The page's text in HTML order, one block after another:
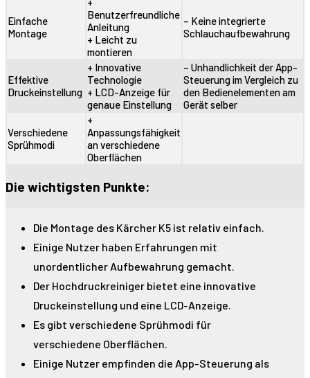
Einfache
Montage
Benutzerfreundliche
Anleitung
+ Leicht zu
montieren
– Keine integrierte
Schlauchaufbewahrung
Effektive
Druckeinstellung
+ Innovative
Technologie
+ LCD-Anzeige für
genaue Einstellung
– Unhandlichkeit der App-
Steuerung im Vergleich zu
den Bedienelementen am
Gerät selber
Verschiedene
Sprühmodi
+
Anpassungsfähigkeit
an verschiedene
Oberflächen
Die wichtigsten Punkte:
Die Montage des Kärcher K5 ist relativ einfach.
Einige Nutzer haben Erfahrungen mit
unordentlicher Aufbewahrung gemacht.
Der Hochdruckreiniger bietet eine innovative
Druckeinstellung und eine LCD-Anzeige.
Es gibt verschiedene Sprühmodi für
verschiedene Oberflächen.
Einige Nutzer empfinden die App-Steuerung als